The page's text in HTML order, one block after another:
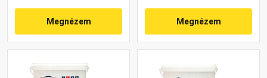
Megnézem Megnézem